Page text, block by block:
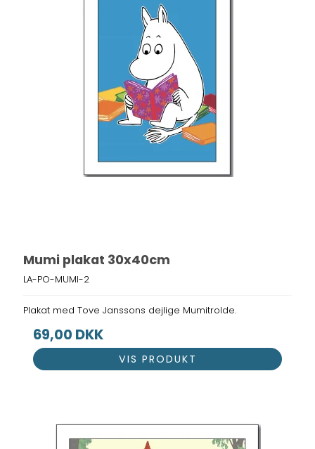
Mumi plakat 30x40cm
LA-PO-MUMI-2
Plakat med Tove Janssons dejlige Mumitrolde.
69,00 DKK
VIS PRODUKT